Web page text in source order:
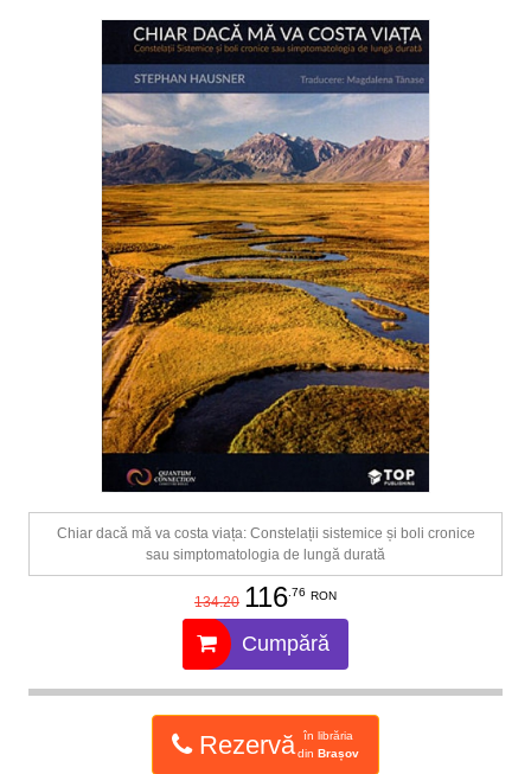
Chiar dacă mă va costa viața: Constelații sistemice și boli cronice
sau simptomatologia de lungă durată
134.20 116.76 RON
Cumpără
Rezervă
în librăria
din Brașov